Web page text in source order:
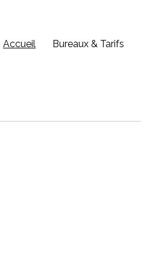
Accueil Bureaux & Tarifs